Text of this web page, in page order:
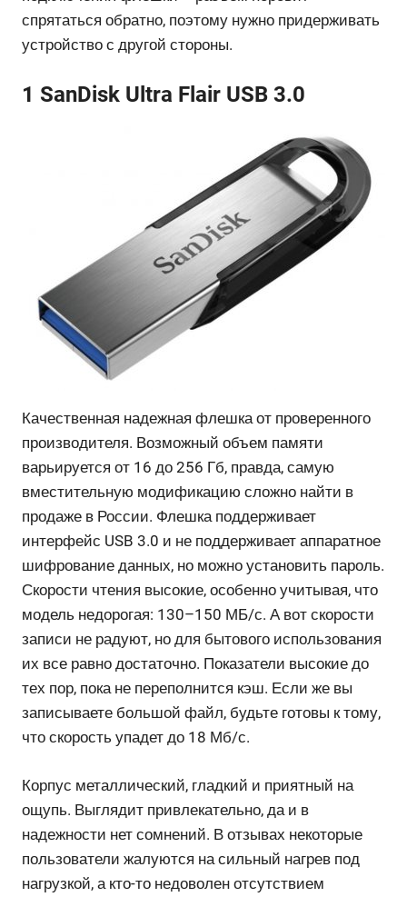
спрятаться обратно, поэтому нужно придерживать
устройство с другой стороны.
1 SanDisk Ultra Flair USB 3.0
Качественная надежная флешка от проверенного
производителя. Возможный объем памяти
варьируется от 16 до 256 Гб, правда, самую
вместительную модификацию сложно найти в
продаже в России. Флешка поддерживает
интерфейс USB 3.0 и не поддерживает аппаратное
шифрование данных, но можно установить пароль.
Скорости чтения высокие, особенно учитывая, что
модель недорогая: 130–150 МБ/с. А вот скорости
записи не радуют, но для бытового использования
их все равно достаточно. Показатели высокие до
тех пор, пока не переполнится кэш. Если же вы
записываете большой файл, будьте готовы к тому,
что скорость упадет до 18 Мб/с.
Корпус металлический, гладкий и приятный на
ощупь. Выглядит привлекательно, да и в
надежности нет сомнений. В отзывах некоторые
пользователи жалуются на сильный нагрев под
нагрузкой, а кто-то недоволен отсутствием